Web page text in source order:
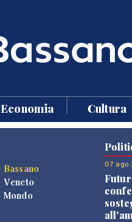
Economia Cultura
Bassano
Veneto
Mondo
07 ago